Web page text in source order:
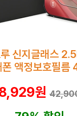
신지글래스
폰 액정보호필름
원